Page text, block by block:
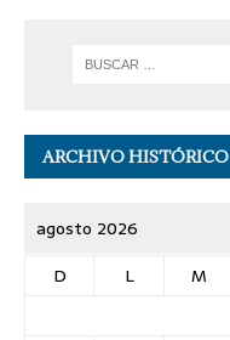
ARCHIVO HISTÓRICO
agosto 2026
D
L M